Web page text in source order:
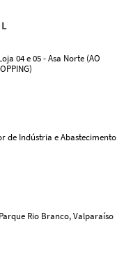
04 e 05 - Asa Norte (AO
de Indústria e Abastecimento
Rio Branco, Valparaíso